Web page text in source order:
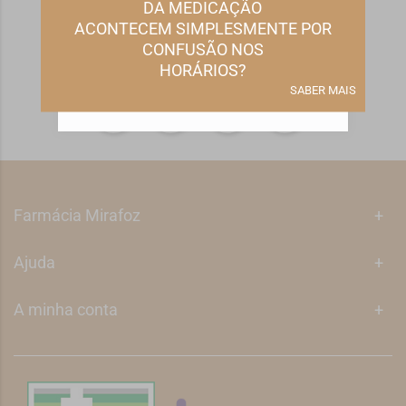
Farmácia Mirafoz +
Ajuda +
A minha conta +
REJEITAR TODOS OS NÃO ESSENCIAIS
GERIR PREFERÊNCIAS
DA MEDICAÇÃO
ACONTECEM SIMPLESMENTE POR
CONFUSÃO NOS
HORÁRIOS?
SABER MAIS